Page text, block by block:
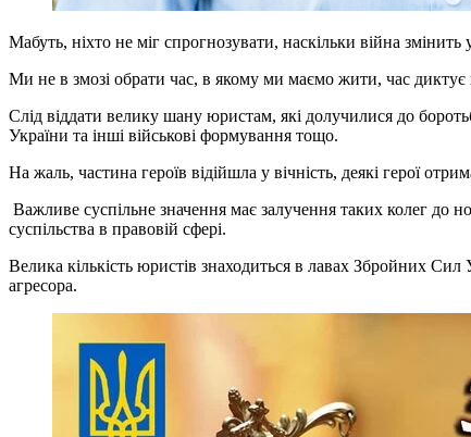
Мабуть, ніхто не міг спрогнозувати, наскільки війна
Ми не в змозі обрати час, в якому ми маємо жити, час
Слід віддати велику шану юристам, які долучилися до
України та інші військові формування тощо.
На жаль, частина героїв відійшла у вічність, деякі герої
Важливе суспільне значення має залучення таких колег до
суспільства в правовій сфері.
Велика кількість юристів знаходиться в лавах Збройних
агресора.